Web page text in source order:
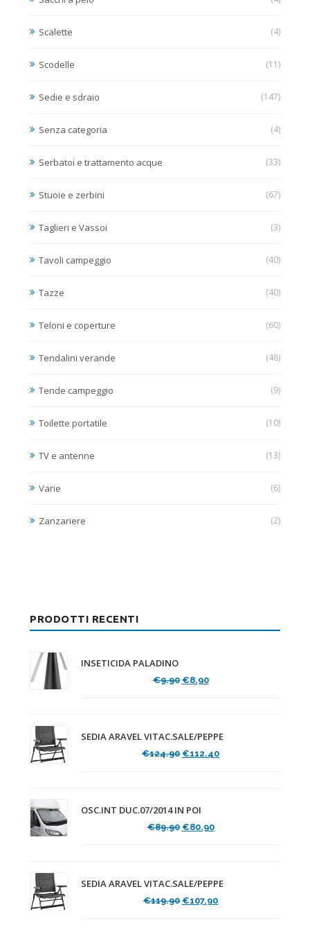
Scalette (4)
Scodelle (11)
Sedie e sdraio (147)
Senza categoria (4)
Serbatoi e trattamento acque (33)
Stuoie e zerbini (67)
Taglieri e Vassoi (3)
Tavoli campeggio (40)
Tazze (40)
Teloni e coperture (60)
Tendalini verande (48)
Tende campeggio (9)
Toilette portatile (10)
TV e antenne (13)
Varie (6)
Zanzariere (2)
PRODOTTI RECENTI
INSETICIDA PALADINO
€9.90 Il
€9.90.
€8.90Il
€8.90.
SEDIA ARAVEL VITAC.SALE/PEPPE
€124.90 Il
€124.90.
€112.40Il
OSC.INT DUC.07/2014 IN POI
€89.90 Il
€89.90.
€80.90Il
€80.90.
SEDIA ARAVEL VITAC.SALE/PEPPE
€119.90 Il
€107.90Il